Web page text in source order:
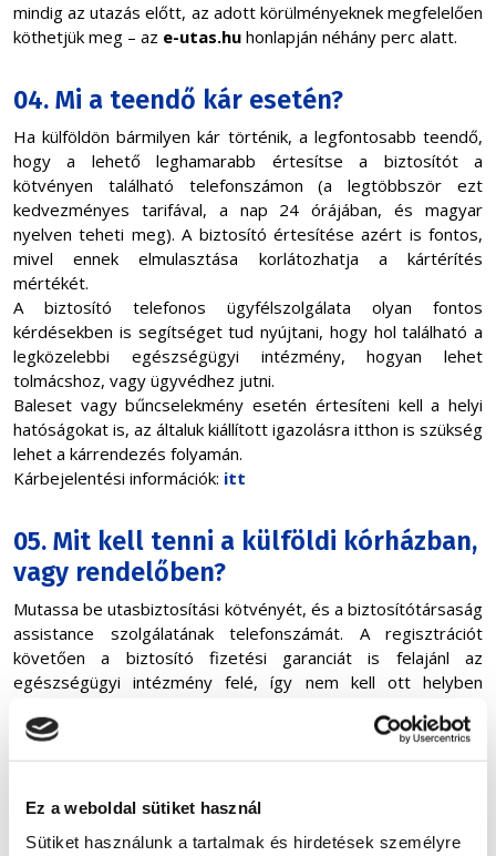
Ez a weboldal sütiket használ
Sütiket használunk a tartalmak és hirdetések személyre
mindig az utazás előtt, az adott körülményeknek megfelelően
köthetjük meg – az e-utas.hu honlapján néhány perc alatt.
04. Mi a teendő kár esetén?
Ha külföldön bármilyen kár történik, a legfontosabb teendő,
hogy a lehető leghamarabb értesítse a biztosítót a
kötvényen található telefonszámon (a legtöbbször ezt
kedvezményes tarifával, a nap 24 órájában, és magyar
nyelven teheti meg). A biztosító értesítése azért is fontos,
mivel ennek elmulasztása korlátozhatja a kártérítés
mértékét.
A biztosító telefonos ügyfélszolgálata olyan fontos
kérdésekben is segítséget tud nyújtani, hogy hol található a
legközelebbi egészségügyi intézmény, hogyan lehet
tolmácshoz, vagy ügyvédhez jutni.
Baleset vagy bűncselekmény esetén értesíteni kell a helyi
hatóságokat is, az általuk kiállított igazolásra itthon is szükség
lehet a kárrendezés folyamán.
Kárbejelentési információk: itt
05. Mit kell tenni a külföldi kórházban,
vagy rendelőben?
Mutassa be utasbiztosítási kötvényét, és a biztosítótársaság
assistance szolgálatának telefonszámát. A regisztrációt
követően a biztosító fizetési garanciát is felajánl az
egészségügyi intézmény felé, így nem kell ott helyben
biztosító kapja, és ők is rendezik.
Amennyiben valamilyen okból saját magának kell rendeznie a
hazaérkezést követően téríti meg a számlákat. A kár